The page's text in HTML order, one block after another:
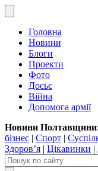
Головна
Новини
Блоги
Проекти
Фото
Досьє
Війна
Допомога армії
Новини
бізнес | Спорт |
Здоров’я | Цікавинки |